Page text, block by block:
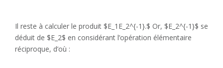
Il reste à calculer le produit $E_1E_2^{-1}.$ Or, $E_2^{-1}$ se
déduit de $E_2$ en considérant l’opération élémentaire
réciproque, d’où :